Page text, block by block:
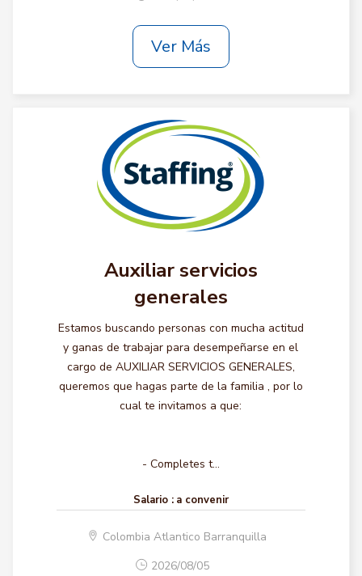
Ver Más
Auxiliar servicios
generales
Estamos buscando personas con mucha actitud
y ganas de trabajar para desempeñarse en el
cargo de AUXILIAR SERVICIOS GENERALES,
queremos que hagas parte de la familia , por lo
cual te invitamos a que:
- Completes t...
Salario : a convenir
Colombia Atlantico Barranquilla
2026/08/05